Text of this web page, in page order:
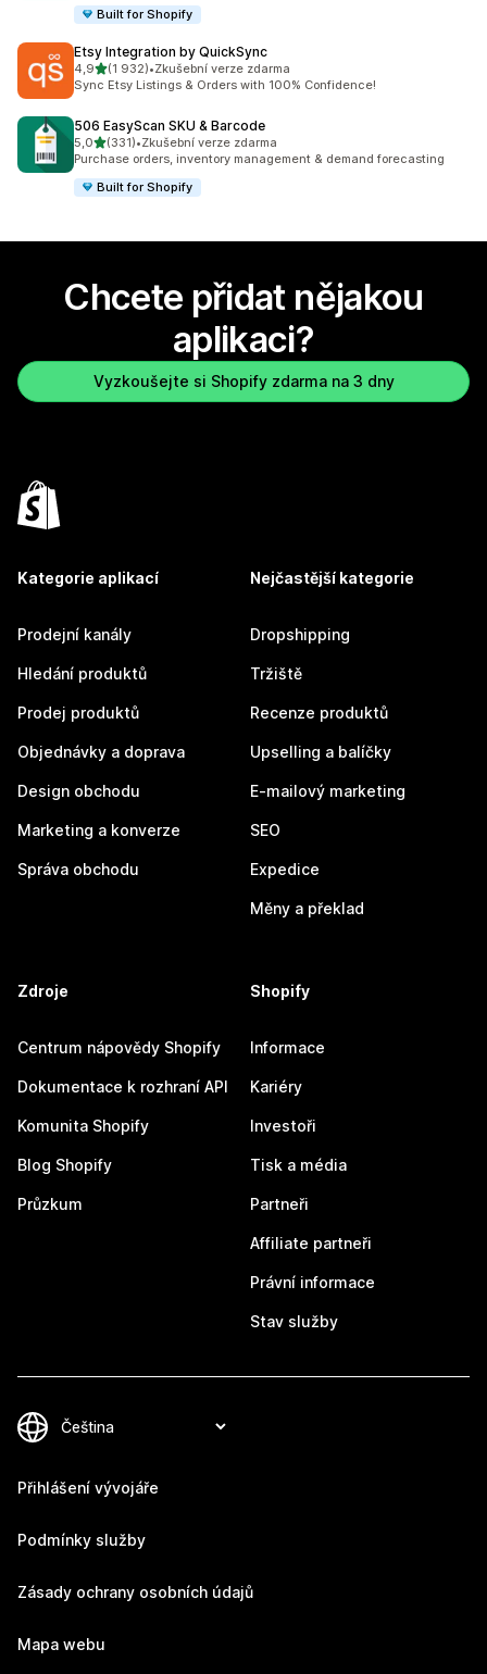
Built for Shopify
Etsy Integration by QuickSync
4,9z 5 hvězd
(1 932)
Celkový počet recenzí: 1932
•Zkušební verze zdarma
Sync Etsy Listings & Orders with 100% Confidence!
506 EasyScan SKU & Barcode
5,0z 5 hvězd
(331)
Celkový počet recenzí: 331
•Zkušební verze zdarma
Purchase orders, inventory management & demand forecasting
Built for Shopify
Chcete přidat nějakou
aplikaci?
Vyzkoušejte si Shopify zdarma na 3 dny
Kategorie aplikací
Prodejní kanály
Hledání produktů
Prodej produktů
Objednávky a doprava
Design obchodu
Marketing a konverze
Správa obchodu
Nejčastější kategorie
Dropshipping
Tržiště
Recenze produktů
Upselling a balíčky
E-mailový marketing
SEO
Expedice
Měny a překlad
Zdroje
Centrum nápovědy Shopify
Dokumentace k rozhraní API
Komunita Shopify
Blog Shopify
Průzkum
Shopify
Informace
Kariéry
Investoři
Tisk a média
Partneři
Affiliate partneři
Právní informace
Stav služby
Přihlášení vývojáře
Podmínky služby
Zásady ochrany osobních údajů
Mapa webu